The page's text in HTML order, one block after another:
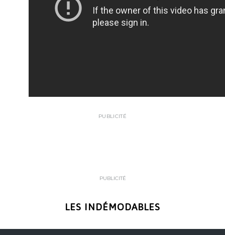
PUBLICITÉ
PUBLICITÉ
LES INDÉMODABLES